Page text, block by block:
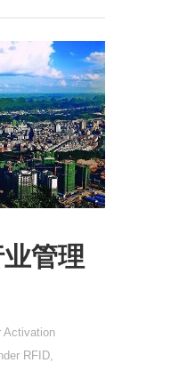
管理
Activation
RFID,